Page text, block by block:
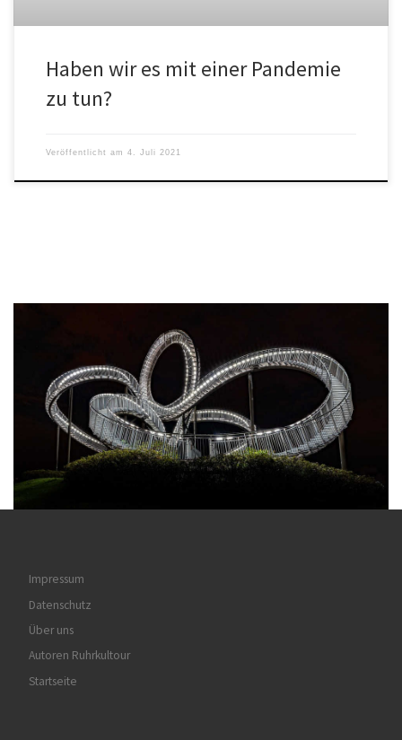
Haben wir es mit einer Pandemie
zu tun?
Veröffentlicht am 4. Juli 2021
Impressum
Datenschutz
Über uns
Autoren Ruhrkultour
Startseite